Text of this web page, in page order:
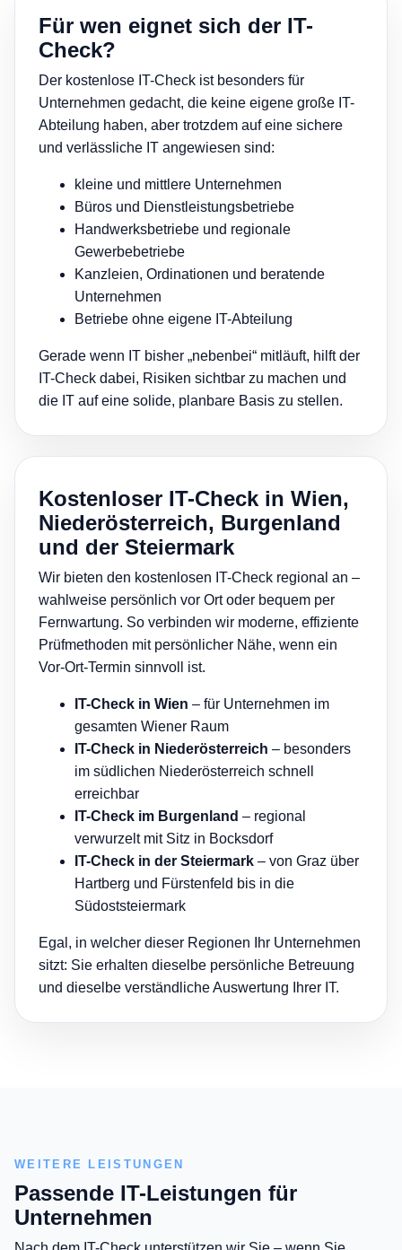
Für wen eignet sich der IT-
Check?
Der kostenlose IT-Check ist besonders für
Unternehmen gedacht, die keine eigene große IT-
Abteilung haben, aber trotzdem auf eine sichere
und verlässliche IT angewiesen sind:
kleine und mittlere Unternehmen
Büros und Dienstleistungsbetriebe
Handwerksbetriebe und regionale
Gewerbebetriebe
Kanzleien, Ordinationen und beratende
Unternehmen
Betriebe ohne eigene IT-Abteilung
Gerade wenn IT bisher „nebenbei“ mitläuft, hilft der
IT-Check dabei, Risiken sichtbar zu machen und
die IT auf eine solide, planbare Basis zu stellen.
Kostenloser IT-Check in Wien,
Niederösterreich, Burgenland
und der Steiermark
Wir bieten den kostenlosen IT-Check regional an –
wahlweise persönlich vor Ort oder bequem per
Fernwartung. So verbinden wir moderne, effiziente
Prüfmethoden mit persönlicher Nähe, wenn ein
Vor-Ort-Termin sinnvoll ist.
IT-Check in Wien – für Unternehmen im
gesamten Wiener Raum
IT-Check in Niederösterreich – besonders
im südlichen Niederösterreich schnell
erreichbar
IT-Check im Burgenland – regional
verwurzelt mit Sitz in Bocksdorf
IT-Check in der Steiermark – von Graz über
Hartberg und Fürstenfeld bis in die
Südoststeiermark
Egal, in welcher dieser Regionen Ihr Unternehmen
sitzt: Sie erhalten dieselbe persönliche Betreuung
und dieselbe verständliche Auswertung Ihrer IT.
WEITERE LEISTUNGEN
Passende IT-Leistungen für
Unternehmen